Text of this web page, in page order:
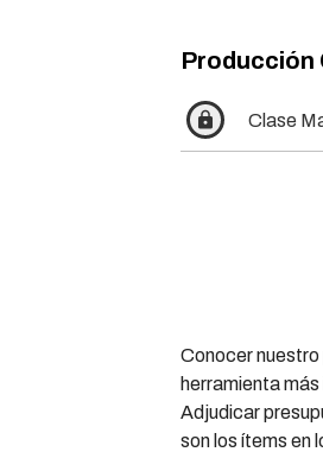
Producción
lock Clase
Conocer nuestro
herramienta
Adjudicar
son los ítems en